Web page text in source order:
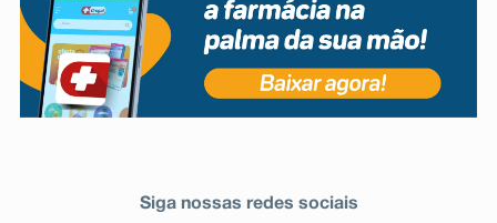
Siga nossas redes sociais